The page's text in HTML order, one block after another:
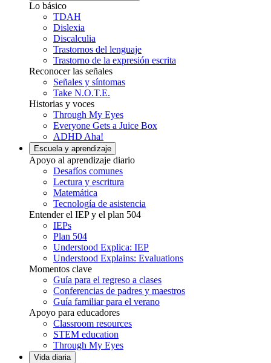
Lo básico
TDAH
Dislexia
Discalculia
Trastornos del lenguaje
Trastorno de la expresión escrita
Reconocer las señales
Señales y síntomas
Take N.O.T.E.
Historias y voces
Through My Eyes
Everyone Gets a Juice Box
ADHD Aha!
Escuela y aprendizaje
Apoyo al aprendizaje diario
Desafíos comunes
Lectura y escritura
Matemática
Tecnología de asistencia
Entender el IEP y el plan 504
IEPs
Plan 504
Understood Explica: IEP
Understood Explains: Evaluations
Momentos clave
Guía para el regreso a clases
Conferencias de padres y maestros
Guía familiar para el verano
Apoyo para educadores
Classroom resources
STEM education
Through My Eyes
Vida diaria